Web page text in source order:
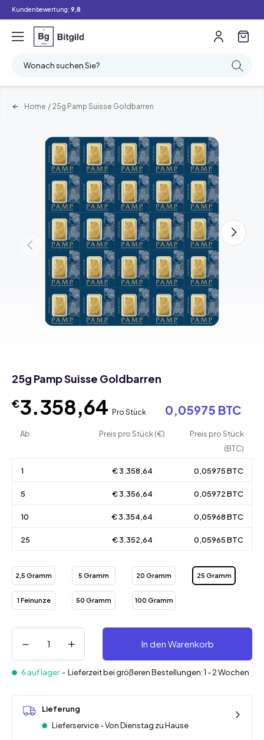
Kundenbewertung: 9,8
Wonach suchen Sie?
Home / 25g Pamp Suisse Goldbarren
25g Pamp Suisse Goldbarren
€3.358,64 Pro Stück 0,05975 BTC
Ab Preis pro Stück (€)
Preis pro Stück
(BTC)
1 € 3.358,64 0,05975 BTC
5 € 3.356,64 0,05972 BTC
10 € 3.354,64 0,05968 BTC
25 € 3.352,64 0,05965 BTC
2,5 Gramm 5 Gramm 20 Gramm 25 Gramm
1 Feinunze 50 Gramm 100 Gramm
In den Warenkorb
6 auf lager- Lieferzeit bei größeren Bestellungen: 1 - 2 Wochen
Lieferung
Lieferservice - Von Dienstag zu Hause